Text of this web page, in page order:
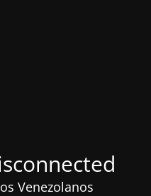
Venezolanos